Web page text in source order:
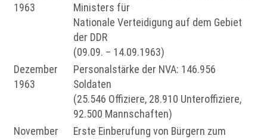
1963
Ministers für
Nationale Verteidigung auf dem Gebiet
der DDR
(09.09. – 14.09.1963)
Dezember
1963
Personalstärke der NVA: 146.956
Soldaten
(25.546 Offiziere, 28.910 Unteroffiziere,
92.500 Mannschaften)
November
Erste Einberufung von Bürgern zum